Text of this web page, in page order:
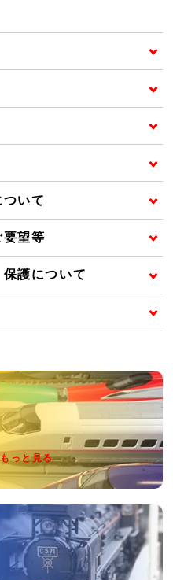
いて
望等
護について
っと見る